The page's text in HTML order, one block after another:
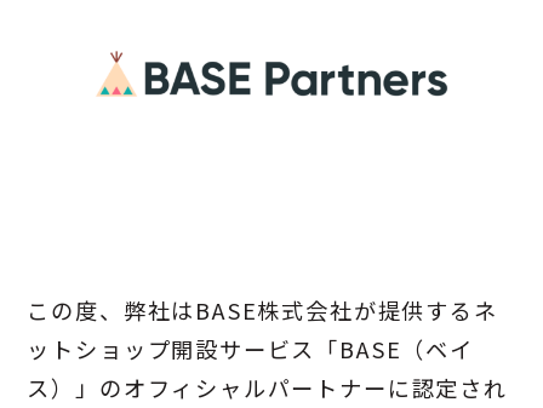
この度、弊社はBASE株式会社が提供するネ
ットショップ開設サービス「BASE（ベイ
ス）」のオフィシャルパートナーに認定され